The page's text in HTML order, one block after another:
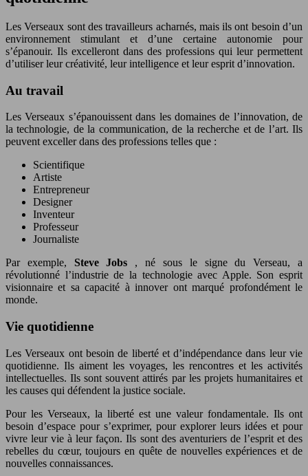
Les Verseaux sont des travailleurs acharnés, mais ils ont besoin d’un
environnement stimulant et d’une certaine autonomie pour
s’épanouir. Ils excelleront dans des professions qui leur permettent
d’utiliser leur créativité, leur intelligence et leur esprit d’innovation.
Au travail
Les Verseaux s’épanouissent dans les domaines de l’innovation, de
la technologie, de la communication, de la recherche et de l’art. Ils
peuvent exceller dans des professions telles que :
Scientifique
Artiste
Entrepreneur
Designer
Inventeur
Professeur
Journaliste
Par exemple, Steve Jobs , né sous le signe du Verseau, a
révolutionné l’industrie de la technologie avec Apple. Son esprit
visionnaire et sa capacité à innover ont marqué profondément le
monde.
Vie quotidienne
Les Verseaux ont besoin de liberté et d’indépendance dans leur vie
quotidienne. Ils aiment les voyages, les rencontres et les activités
intellectuelles. Ils sont souvent attirés par les projets humanitaires et
les causes qui défendent la justice sociale.
Pour les Verseaux, la liberté est une valeur fondamentale. Ils ont
besoin d’espace pour s’exprimer, pour explorer leurs idées et pour
vivre leur vie à leur façon. Ils sont des aventuriers de l’esprit et des
rebelles du cœur, toujours en quête de nouvelles expériences et de
nouvelles connaissances.